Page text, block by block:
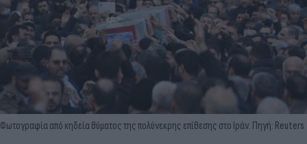
Φωτογραφία από κηδεία θύματος της πολύνεκρης επίθεσης στο Ιράν. Πηγή: Reuters